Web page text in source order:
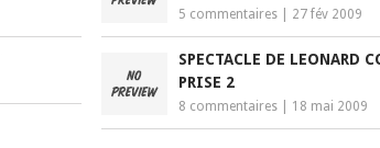
5 commentaires 27 fév 2009
SPECTACLE DE LEONARD
PRISE 2
8 commentaires 18 mai 2009